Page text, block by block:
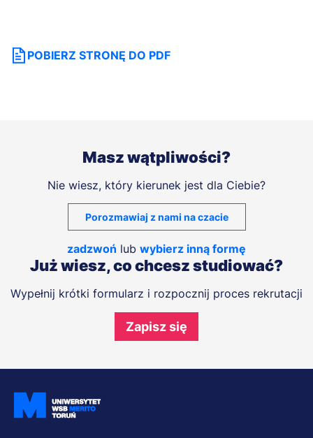
POBIERZ STRONĘ DO PDF
Masz wątpliwości?
Nie wiesz, który kierunek jest dla Ciebie?
Porozmawiaj z nami na czacie
zadzwoń lub wybierz inną formę
Już wiesz, co chcesz studiować?
Wypełnij krótki formularz i rozpocznij proces rekrutacji
Zapisz się